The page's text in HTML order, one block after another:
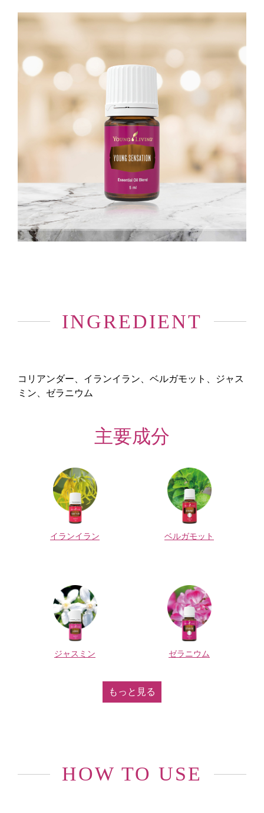
INGREDIENT
コリアンダー、イランイラン、ベルガモット、ジャス
ミン、ゼラニウム
主要成分
イランイラン ベルガモット
ジャスミン ゼラニウム
もっと見る
HOW TO USE